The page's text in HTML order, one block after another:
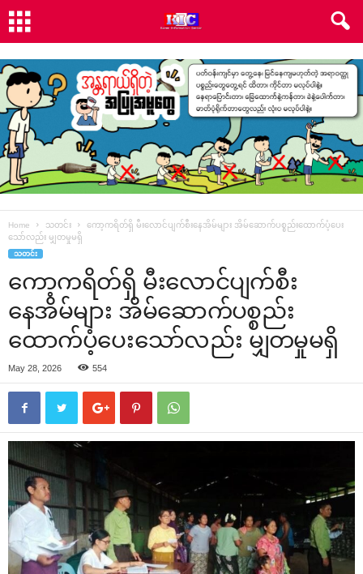
Home သတင်း
ကော့ကရိတ်ရှိ မီးလောင်ပျက်စီးနေအိမ်များ အိမ်ဆောက်ပစ္စည်းထောက်ပံ့ပေး
သော်လည်း မျှတမှုမရှိ
သတင်း
ကော့ကရိတ်ရှိ မီးလောင်ပျက်စီး
နေအိမ်များ အိမ်ဆောက်ပစ္စည်း
ထောက်ပံ့ပေးသော်လည်း မျှတမှုမရှိ
May 28, 2026 554